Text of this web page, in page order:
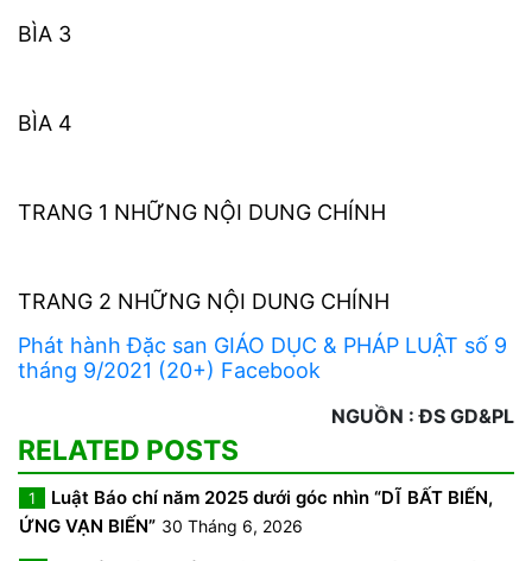
BÌA 3
BÌA 4
TRANG 1 NHỮNG NỘI DUNG CHÍNH
TRANG 2 NHỮNG NỘI DUNG CHÍNH
Phát hành Đặc san GIÁO DỤC & PHÁP LUẬT số 9
tháng 9/2021 (20+) Facebook
NGUỒN : ĐS GD&PL
RELATED POSTS
1
Luật Báo chí năm 2025 dưới góc nhìn “DĨ BẤT BIẾN,
ỨNG VẠN BIẾN” 30 Tháng 6, 2026